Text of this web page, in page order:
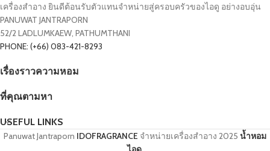
เครื่องสำอาง ยินดีต้อนรับตัวแทนจำหน่ายสู่ครอบครัวของไอดู อย่างอบอุ่น
PANUWAT JANTRAPORN
52/2 LADLUMKAEW, PATHUMTHANI
PHONE: (+66) 083-421-8293
เรื่องราวความหอม
ที่คุณตามหา
USEFUL LINKS
Panuwat Jantraporn IDOFRAGRANCE จำหน่ายเครื่องสำอาง 2025 น้ำหอม